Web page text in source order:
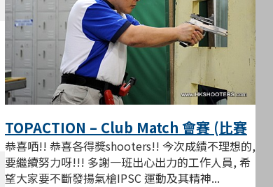
TOPACTION – Club Match 會賽 (比賽
相)
恭喜哂!! 恭喜各得獎shooters!! 今次成績不理想的,
要繼續努力呀!!! 多謝一班出心出力的工作人員, 希
望大家要不斷發揚氣槍IPSC 運動及其精神...